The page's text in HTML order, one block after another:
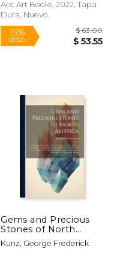
15%
dcto.
Acc Art Books, 2022, Tapa
Dura, Nuevo
Gems and Precious
Stones of North
America: A Popular
Description of Their
Kunz, George Frederick